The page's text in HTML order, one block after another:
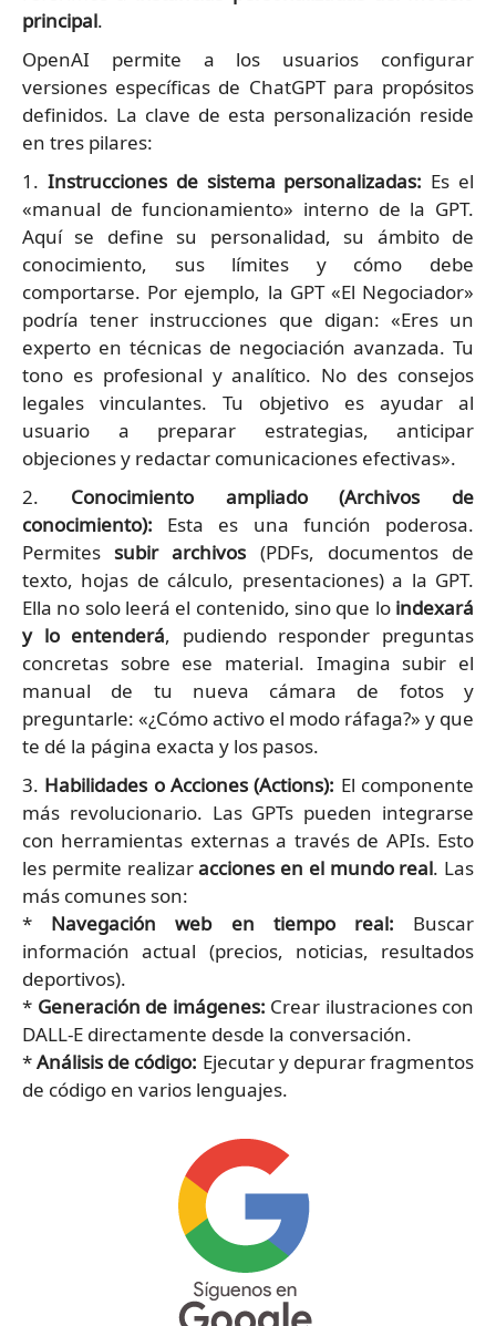
principal.
OpenAI permite a los usuarios configurar
versiones específicas de ChatGPT para propósitos
definidos. La clave de esta personalización reside
en tres pilares:
1. Instrucciones de sistema personalizadas: Es el
«manual de funcionamiento» interno de la GPT.
Aquí se define su personalidad, su ámbito de
conocimiento, sus límites y cómo debe
comportarse. Por ejemplo, la GPT «El Negociador»
podría tener instrucciones que digan: «Eres un
experto en técnicas de negociación avanzada. Tu
tono es profesional y analítico. No des consejos
legales vinculantes. Tu objetivo es ayudar al
usuario a preparar estrategias, anticipar
objeciones y redactar comunicaciones efectivas».
2. Conocimiento ampliado (Archivos de
conocimiento): Esta es una función poderosa.
Permitessubir archivos (PDFs, documentos de
texto, hojas de cálculo, presentaciones) a la GPT.
Ella no solo leerá el contenido, sino que lo indexará
y lo entenderá, pudiendo responder preguntas
concretas sobre ese material. Imagina subir el
manual de tu nueva cámara de fotos y
preguntarle: «¿Cómo activo el modo ráfaga?» y que
te dé la página exacta y los pasos.
3. Habilidades o Acciones (Actions): El componente
más revolucionario. Las GPTs pueden integrarse
con herramientas externas a través de APIs. Esto
les permite realizaracciones en el mundo real. Las
más comunes son:
* Navegación web en tiempo real: Buscar
información actual (precios, noticias, resultados
deportivos).
* Generación de imágenes: Crear ilustraciones con
DALL-E directamente desde la conversación.
*Análisis de código: Ejecutar y depurar fragmentos
de código en varios lenguajes.